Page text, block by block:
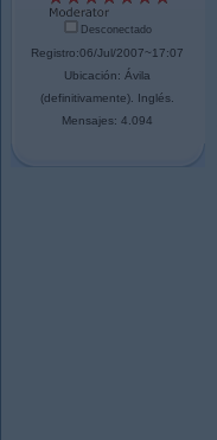
Desconectado
Registro:06/Jul/2007~17:07
Ubicación: Ávila
(definitivamente). Inglés.
Mensajes: 4.094